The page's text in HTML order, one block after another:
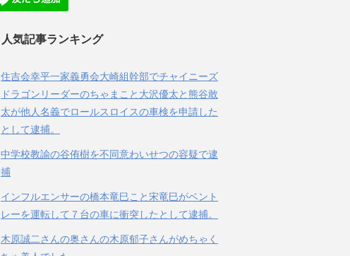
人気記事ランキング
住吉会幸平一家義勇会大崎組幹部でチャイニーズ
ドラゴンリーダーのちゃまこと大沢優太と熊谷敢
太が他人名義でロールスロイスの車検を申請した
として逮捕。
中学校教諭の谷侑樹を不同意わいせつの容疑で逮
捕
インフルエンサーの橋本竜巳こと宋竜巳がベント
レーを運転して７台の車に衝突したとして逮捕。
木原誠二さんの奥さんの木原郁子さんがめちゃく